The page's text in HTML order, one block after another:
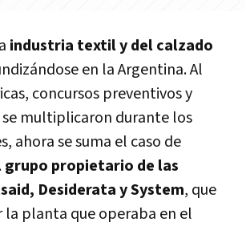
industria textil y del calzado
en la Argentina. Al
concursos preventivos y
se multiplicaron durante los
ahora se suma el caso de
grupo propietario de las
Desiderata y System, que
la planta que operaba en el